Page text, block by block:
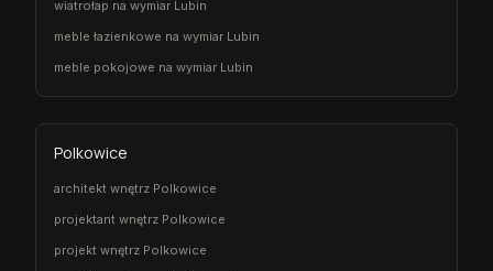
wiatrołap na wymiar Lubin
meble łazienkowe na wymiar Lubin
meble pokojowe na wymiar Lubin
Polkowice
architekt wnętrz Polkowice
projektant wnętrz Polkowice
projekt wnętrz Polkowice